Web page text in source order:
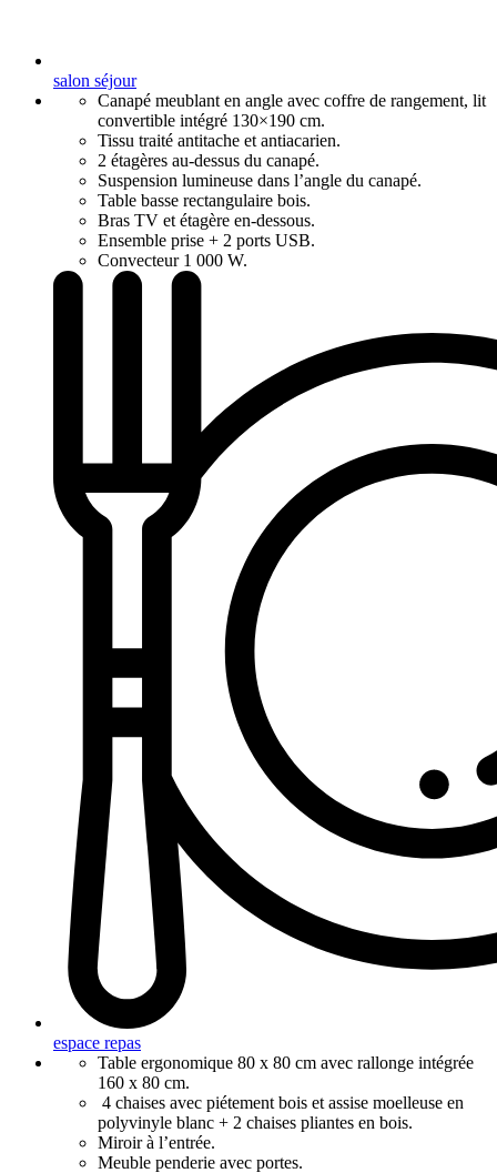
salon séjour
Canapé meublant en angle avec coffre de rangement, lit
convertible intégré 130×190 cm.
Tissu traité antitache et antiacarien.
2 étagères au-dessus du canapé.
Suspension lumineuse dans l’angle du canapé.
Table basse rectangulaire bois.
Bras TV et étagère en-dessous.
Ensemble prise + 2 ports USB.
Convecteur 1 000 W.
espace repas
Table ergonomique 80 x 80 cm avec rallonge intégrée
160 x 80 cm.
4 chaises avec piétement bois et assise moelleuse en
polyvinyle blanc + 2 chaises pliantes en bois.
Miroir à l’entrée.
Meuble penderie avec portes.